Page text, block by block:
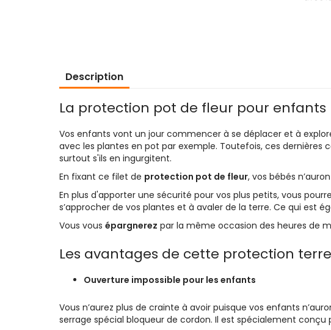
Description
La protection pot de fleur pour enfants
Vos enfants vont un jour commencer à se déplacer et à
avec les plantes en pot par exemple. Toutefois, ces
surtout s'ils en ingurgitent.
En fixant ce filet de protection pot de fleur, vos bébés
En plus d'apporter une sécurité pour vos plus petits, vous
s’approcher de vos plantes et à avaler de la terre. Ce qui est
Vous vous épargnerez par la même occasion des heures de
Les avantages de cette protection
Ouverture impossible pour les enfants
Vous n’aurez plus de crainte à avoir puisque vos enfants
serrage spécial bloqueur de cordon. Il est spécialement conçu